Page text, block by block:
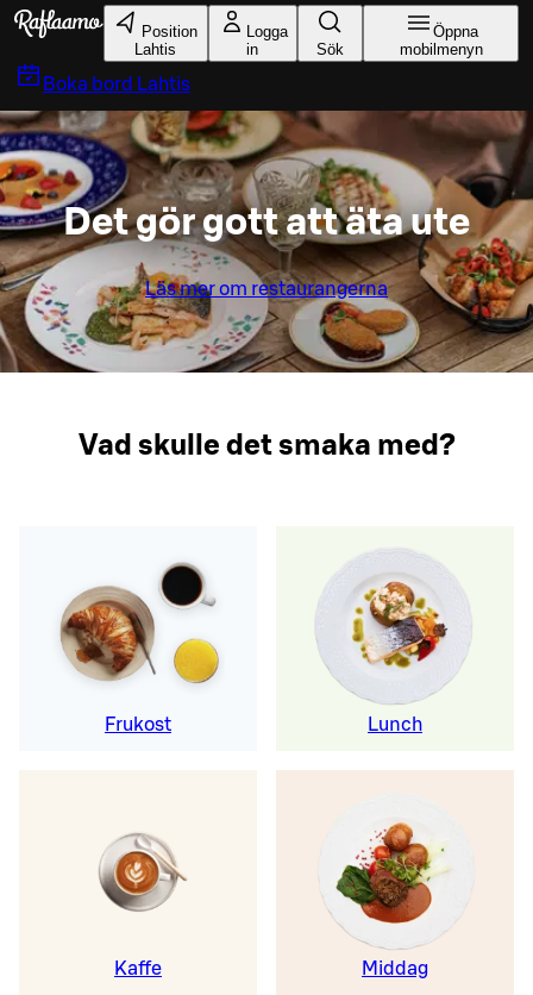
Gå till huvudinnehållet
Position
Lahtis
Logga
in
Sök
Öppna
mobilmenyn
Boka bord Lahtis
Det gör gott att äta ute
Läs mer om restaurangerna
Vad skulle det smaka med?
Frukost Lunch
Kaffe Middag